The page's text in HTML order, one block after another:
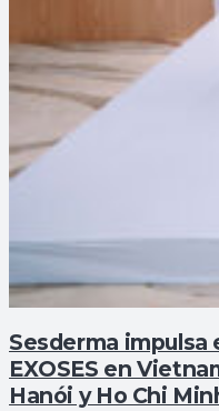
Sesderma impulsa
EXOSES en
Hanói y Ho Chi